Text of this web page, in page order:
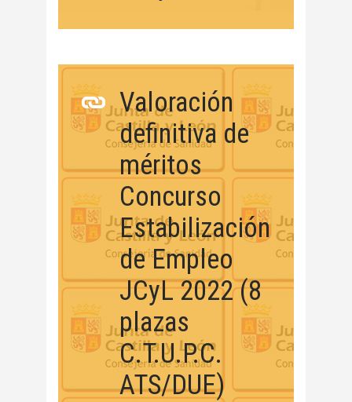
Valoración
definitiva de
méritos
Concurso
Estabilización
de Empleo
JCyL 2022 (8
plazas
C.T.U.P.C.
ATS/DUE)